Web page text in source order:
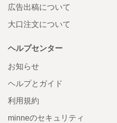
広告出稿について
大口注文について
ヘルプセンター
お知らせ
ヘルプとガイド
利用規約
minneのセキュリティ